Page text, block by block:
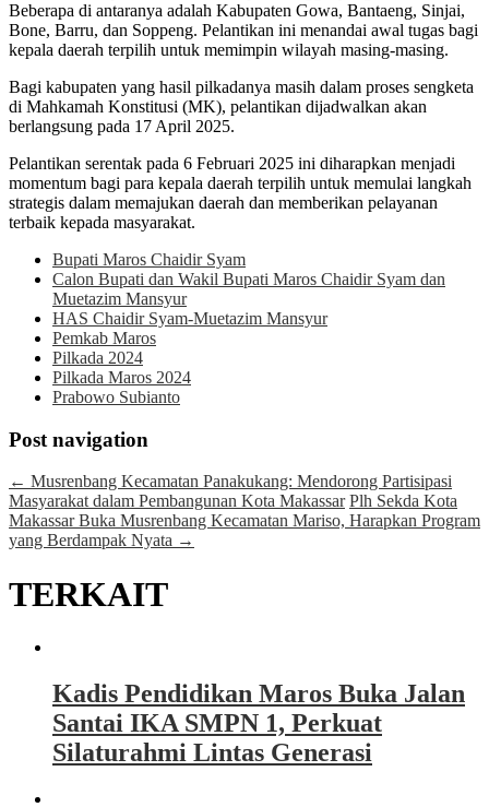
Beberapa di antaranya adalah Kabupaten Gowa, Bantaeng, Sinjai,
Bone, Barru, dan Soppeng. Pelantikan ini menandai awal tugas bagi
kepala daerah terpilih untuk memimpin wilayah masing-masing.
Bagi kabupaten yang hasil pilkadanya masih dalam proses sengketa
di Mahkamah Konstitusi (MK), pelantikan dijadwalkan akan
berlangsung pada 17 April 2025.
Pelantikan serentak pada 6 Februari 2025 ini diharapkan menjadi
momentum bagi para kepala daerah terpilih untuk memulai langkah
strategis dalam memajukan daerah dan memberikan pelayanan
terbaik kepada masyarakat.
Bupati Maros Chaidir Syam
Calon Bupati dan Wakil Bupati Maros Chaidir Syam dan
Muetazim Mansyur
HAS Chaidir Syam-Muetazim Mansyur
Pemkab Maros
Pilkada 2024
Pilkada Maros 2024
Prabowo Subianto
Post navigation
← Musrenbang Kecamatan Panakukang: Mendorong Partisipasi
Masyarakat dalam Pembangunan Kota Makassar Plh Sekda Kota
Makassar Buka Musrenbang Kecamatan Mariso, Harapkan Program
yang Berdampak Nyata →
TERKAIT
Kadis Pendidikan Maros Buka Jalan
Santai IKA SMPN 1, Perkuat
Silaturahmi Lintas Generasi